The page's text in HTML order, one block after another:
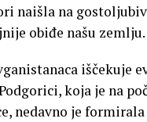
naišla na
obiđe našu
iščekuje
koja je na
nedavno je